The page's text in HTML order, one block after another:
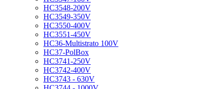
HC3548-200V
HC3549-350V
HC3550-400V
HC3551-450V
HC36-Multistrato 100V
HC37-PolBox
HC3741-250V
HC3742-400V
HC3743 - 630V